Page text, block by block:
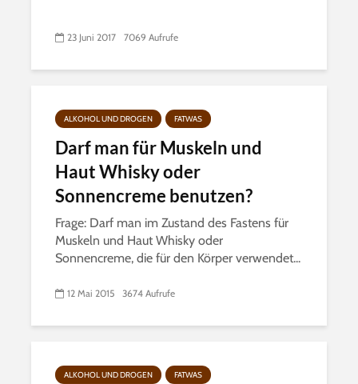
23 Juni 2017 7069 Aufrufe
ALKOHOL UND DROGEN FATWAS
Darf man für Muskeln und
Haut Whisky oder
Sonnencreme benutzen?
Frage: Darf man im Zustand des Fastens für
Muskeln und Haut Whisky oder
Sonnencreme, die für den Körper verwendet...
12 Mai 2015 3674 Aufrufe
ALKOHOL UND DROGEN
FATWAS